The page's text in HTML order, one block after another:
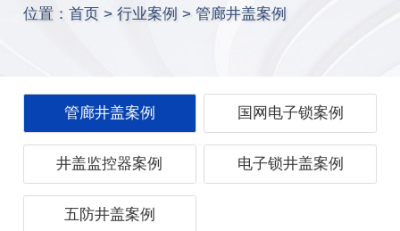
位置： 首页> 行业案例 > 管廊井盖案例
管廊井盖案例 国网电子锁案例
井盖监控器案例 电子锁井盖案例
五防井盖案例